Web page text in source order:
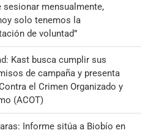
sesionar mensualmente,
solo tenemos la
de voluntad”
Kast busca cumplir sus
de campaña y presenta
el Crimen Organizado y
(ACOT)
Informe sitúa a Biobío en